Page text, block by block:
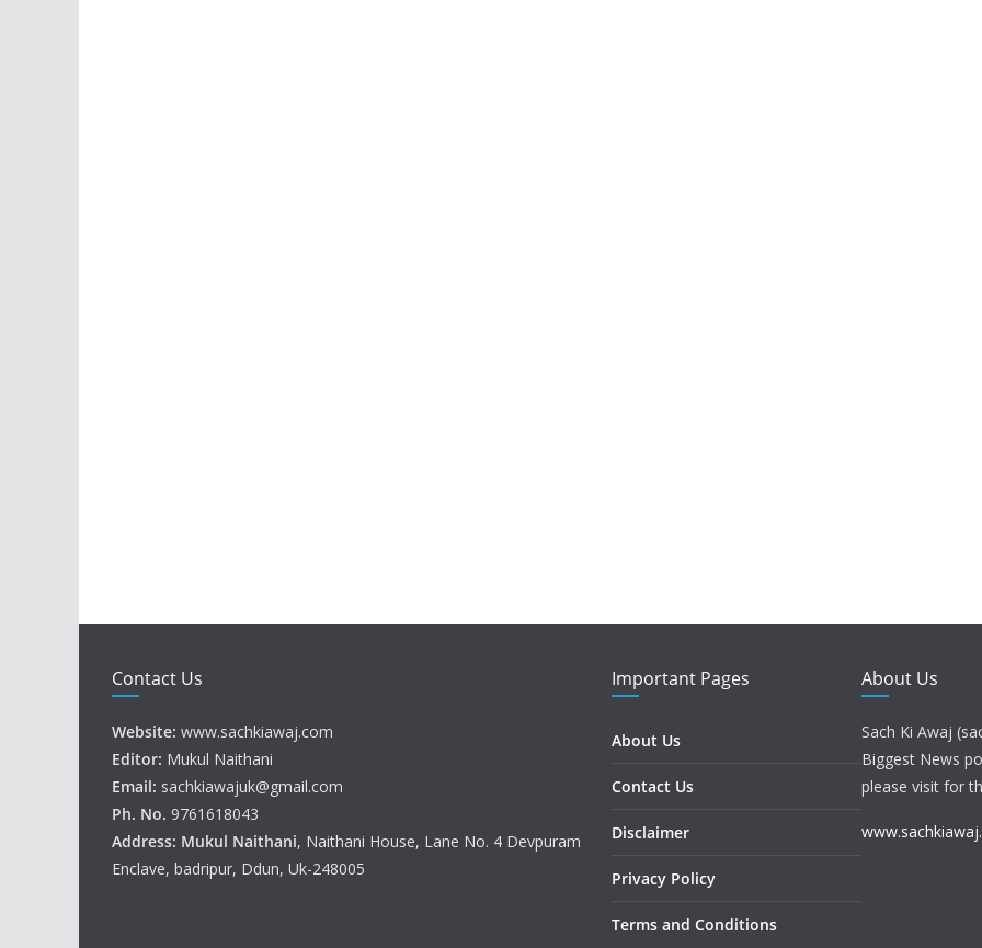
Contact Us
Website: www.sachkiawaj.com
Editor: Mukul Naithani
Email: sachkiawajuk@gmail.com
Ph. No. 9761618043
Address: Mukul Naithani, Naithani House, Lane No. 4 Devpuram
Enclave, badripur, Ddun, Uk-248005
Important Pages
About Us
Contact Us
Disclaimer
Privacy Policy
Terms and Conditions
About Us
Sach Ki Awaj
Biggest News
please visit for